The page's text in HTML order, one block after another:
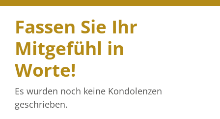
Fassen Sie Ihr
Mitgefühl in
Worte!
Es wurden noch keine Kondolenzen
geschrieben.